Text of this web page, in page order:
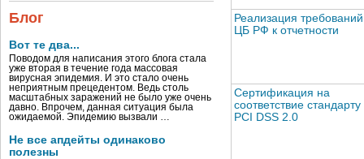
Блог
Вот те два...
Поводом для написания этого блога стала
уже вторая в течение года массовая
вирусная эпидемия. И это стало очень
неприятным прецедентом. Ведь столь
масштабных заражений не было уже очень
давно. Впрочем, данная ситуация была
ожидаемой. Эпидемию вызвали …
Не все апдейты одинаково
полезны
Реализация требований
ЦБ РФ к отчетности
Сертификация на
соответствие стандарту
PCI DSS 2.0